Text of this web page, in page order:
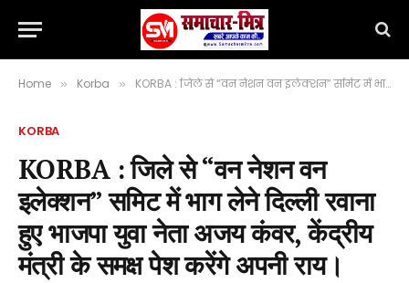
Home » Korba » KORBA : जिले से “वन नेशन वन इलेक्शन” समिट में भाग लेने दिल्ली रवाना हुए भाजपा युवा नेता अजय कंवर, केंद्रीय मंत्री के समक्ष पेश करेंगे अपनी राय।
KORBA
KORBA : जिले से “वन नेशन वन
इलेक्शन” समिट में भाग लेने दिल्ली रवाना
हुए भाजपा युवा नेता अजय कंवर, केंद्रीय
मंत्री के समक्ष पेश करेंगे अपनी राय।